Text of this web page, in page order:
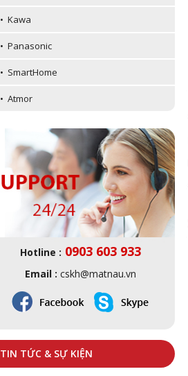
• Kawa
• Panasonic
• SmartHome
• Atmor
Hotline : 0903 603 933
Email : cskh@matnau.vn
TIN TỨC & SỰ KIỆN